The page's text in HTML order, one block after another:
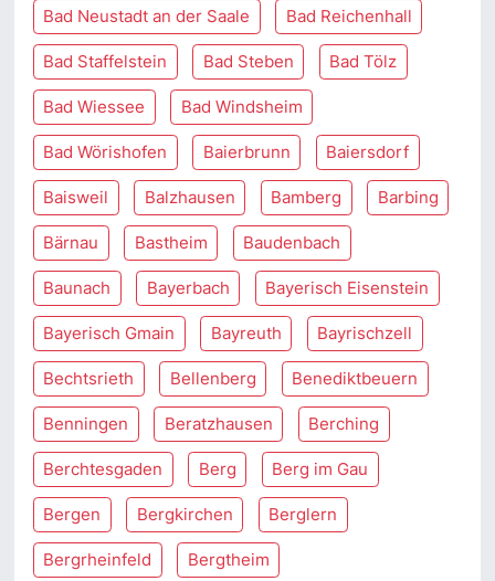
Bad Neustadt an der Saale Bad Reichenhall
Bad Staffelstein Bad Steben Bad Tölz
Bad Wiessee Bad Windsheim
Bad Wörishofen Baierbrunn Baiersdorf
Baisweil Balzhausen Bamberg Barbing
Bärnau Bastheim Baudenbach
Baunach Bayerbach Bayerisch Eisenstein
Bayerisch Gmain Bayreuth Bayrischzell
Bechtsrieth Bellenberg Benediktbeuern
Benningen Beratzhausen Berching
Berchtesgaden Berg Berg im Gau
Bergen Bergkirchen Berglern
Bergrheinfeld Bergtheim